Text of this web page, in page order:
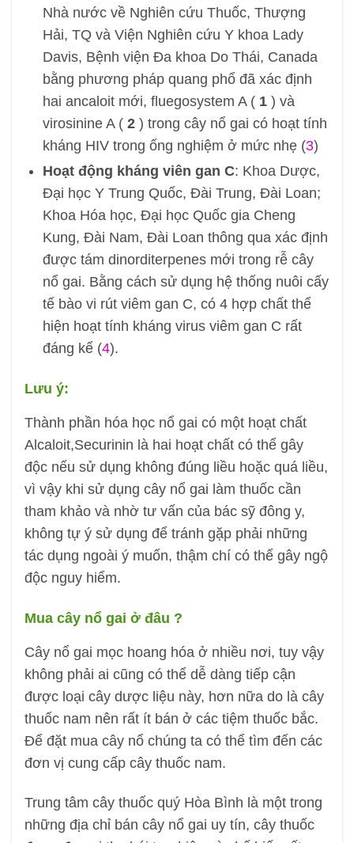
Nhà nước về Nghiên cứu Thuốc, Thượng
Hải, TQ và Viện Nghiên cứu Y khoa Lady
Davis, Bệnh viện Đa khoa Do Thái, Canada
bằng phương pháp quang phổ đã xác định
hai ancaloit mới, fluegosystem A ( 1) và
virosinine A ( 2) trong cây nổ gai có hoạt tính
kháng HIV trong ống nghiệm ở mức nhẹ (3)
Hoạt động kháng viên gan C: Khoa Dược,
Đại học Y Trung Quốc, Đài Trung, Đài Loan;
Khoa Hóa học, Đại học Quốc gia Cheng
Kung, Đài Nam, Đài Loan thông qua xác định
được tám dinorditerpenes mới trong rễ cây
nổ gai. Bằng cách sử dụng hệ thống nuôi cấy
tế bào vi rút viêm gan C, có 4 hợp chất thể
hiện hoạt tính kháng virus viêm gan C rất
đáng kể (4).
Lưu ý:
Thành phần hóa học nổ gai có một hoạt chất
Alcaloit,Securinin là hai hoạt chất có thể gây
độc nếu sử dụng không đúng liều hoặc quá liều,
vì vậy khi sử dụng cây nổ gai làm thuốc cần
tham khảo và nhờ tư vấn của bác sỹ đông y,
không tự ý sử dụng để tránh gặp phải những
tác dụng ngoài ý muốn, thậm chí có thể gây ngộ
độc nguy hiểm.
Mua cây nổ gai ở đâu ?
Cây nổ gai mọc hoang hóa ở nhiều nơi, tuy vậy
không phải ai cũng có thể dễ dàng tiếp cận
được loại cây dược liệu này, hơn nữa do là cây
thuốc nam nên rất ít bán ở các tiệm thuốc bắc.
Để đặt mua cây nổ chúng ta có thể tìm đến các
đơn vị cung cấp cây thuốc nam.
Trung tâm cây thuốc quý Hòa Bình là một trong
những địa chỉ bán cây nổ gai uy tín, cây thuốc